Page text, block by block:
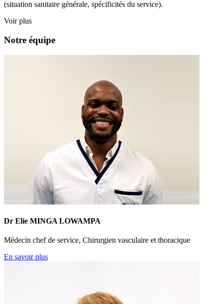
(situation sanitaire générale, spécificités du service).
Voir plus
Notre équipe
Dr Elie MINGA LOWAMPA
Médecin chef de service, Chirurgien vasculaire et thoracique
En savoir plus